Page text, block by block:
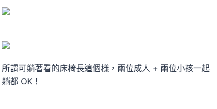
所謂可躺著看的床椅長這個樣，兩位成人 + 兩位小孩一起
躺都 OK！